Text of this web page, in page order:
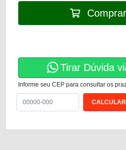
Tirar Dúvida
Informe seu CEP para consultar os